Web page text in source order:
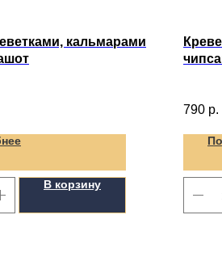
кальмарами
В корзину
790 р.